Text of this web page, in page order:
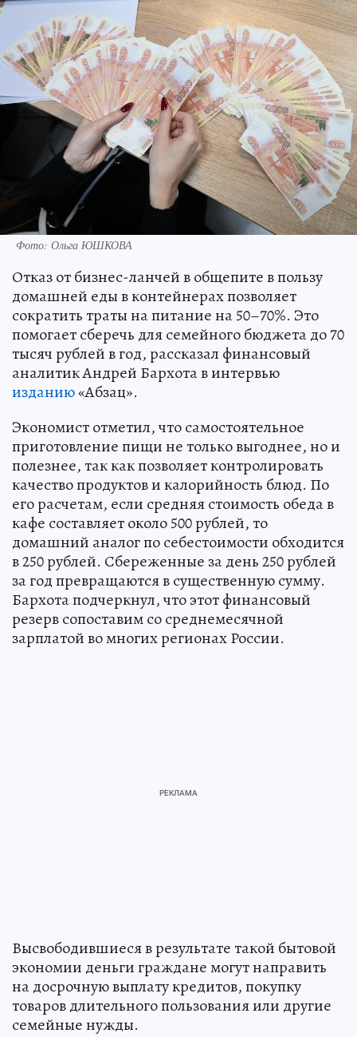
Фото: Ольга ЮШКОВА
Отказ от бизнес-ланчей в общепите в пользу
домашней еды в контейнерах позволяет
сократить траты на питание на 50–70%. Это
помогает сберечь для семейного бюджета до 70
тысяч рублей в год, рассказал финансовый
аналитик Андрей Бархота в интервью
изданию«Абзац».
Экономист отметил, что самостоятельное
приготовление пищи не только выгоднее, но и
полезнее, так как позволяет контролировать
качество продуктов и калорийность блюд. По
его расчетам, если средняя стоимость обеда в
кафе составляет около 500 рублей, то
домашний аналог по себестоимости обходится
в 250 рублей. Сбереженные за день 250 рублей
за год превращаются в существенную сумму.
Бархота подчеркнул, что этот финансовый
резерв сопоставим со среднемесячной
зарплатой во многих регионах России.
Высвободившиеся в результате такой бытовой
экономии деньги граждане могут направить
на досрочную выплату кредитов, покупку
товаров длительного пользования или другие
семейные нужды.